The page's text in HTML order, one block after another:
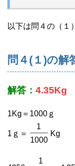
以下は問４の（１
問４(１)の解
解答： 4.35Kg
1Kg＝1000ｇ
1ｇ＝
1
1000
Kg
1